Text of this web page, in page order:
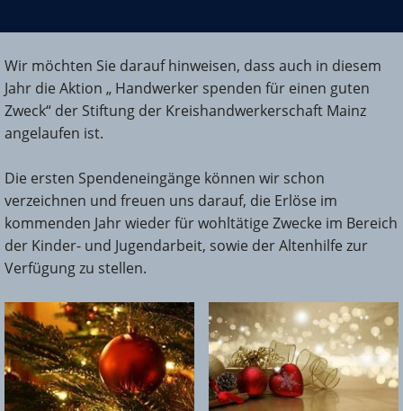
Wir möchten Sie darauf hinweisen, dass auch in diesem
Jahr die Aktion „ Handwerker spenden für einen guten
Zweck“ der Stiftung der Kreishandwerkerschaft Mainz
angelaufen ist.
Die ersten Spendeneingänge können wir schon
verzeichnen und freuen uns darauf, die Erlöse im
kommenden Jahr wieder für wohltätige Zwecke im Bereich
der Kinder- und Jugendarbeit, sowie der Altenhilfe zur
Verfügung zu stellen.